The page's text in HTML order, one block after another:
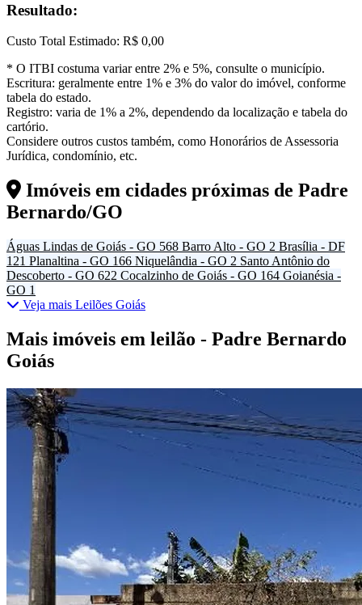
Resultado:
Custo Total Estimado: R$ 0,00
* O ITBI costuma variar entre 2% e 5%, consulte o município.
Escritura: geralmente entre 1% e 3% do valor do imóvel, conforme
tabela do estado.
Registro: varia de 1% a 2%, dependendo da localização e tabela do
cartório.
Considere outros custos também, como Honorários de Assessoria
Jurídica, condomínio, etc.
Imóveis em cidades próximas de Padre
Bernardo/GO
Águas Lindas de Goiás - GO 568 Barro Alto - GO 2 Brasília - DF
121 Planaltina - GO 166 Niquelândia - GO 2 Santo Antônio do
Descoberto - GO 622 Cocalzinho de Goiás - GO 164 Goianésia -
GO 1
Veja mais Leilões Goiás
Mais imóveis em leilão - Padre Bernardo
Goiás